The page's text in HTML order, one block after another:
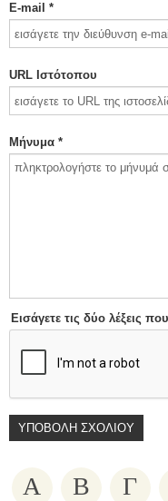
E-mail *
URL Ιστότοπου
Μήνυμα *
Εισάγετε τις δύο λέξεις
Α Β Γ